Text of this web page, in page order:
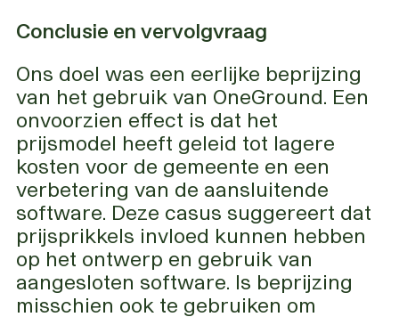
Conclusie en vervolgvraag
Ons doel was een eerlijke beprijzing
van het gebruik van OneGround. Een
onvoorzien effect is dat het
prijsmodel heeft geleid tot lagere
kosten voor de gemeente en een
verbetering van de aansluitende
software. Deze casus suggereert dat
prijsprikkels invloed kunnen hebben
op het ontwerp en gebruik van
aangesloten software. Is beprijzing
misschien ook te gebruiken om